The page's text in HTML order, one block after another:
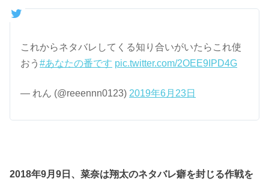
これからネタバレしてくる知り合いがいたらこれ使
おう#あなたの番です pic.twitter.com/2OEE9IPD4G
— れん (@reeennn0123) 2019年6月23日
2018年9月9日、菜奈は翔太のネタバレ癖を封じる作戦を